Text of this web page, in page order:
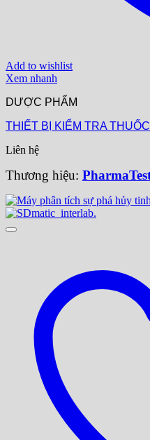
Add to wishlist
Xem nhanh
DƯỢC PHẨM
THIẾT BỊ KIỂM TRA
Liên hệ
Thương hiệu: